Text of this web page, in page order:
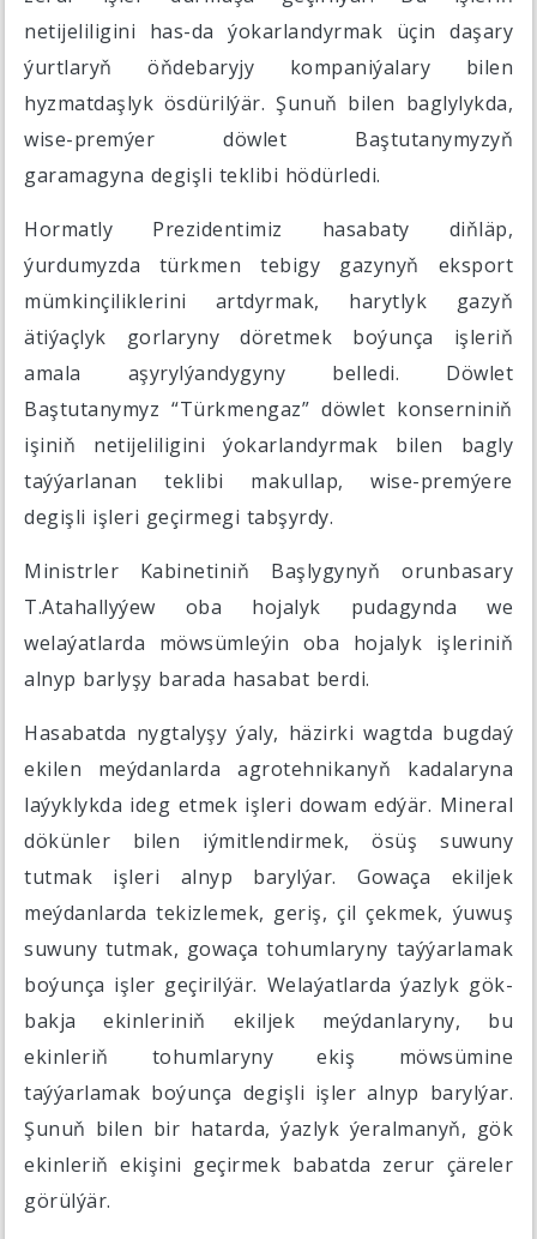
netijeliligini has-da ýokarlandyrmak üçin daşary
ýurtlaryň öňdebaryjy kompaniýalary bilen
hyzmatdaşlyk ösdürilýär. Şunuň bilen baglylykda,
wise-premýer döwlet Baştutanymyzyň
garamagyna degişli teklibi hödürledi.
Hormatly Prezidentimiz hasabaty diňläp,
ýurdumyzda türkmen tebigy gazynyň eksport
mümkinçiliklerini artdyrmak, harytlyk gazyň
ätiýaçlyk gorlaryny döretmek boýunça işleriň
amala aşyrylýandygyny belledi. Döwlet
Baştutanymyz “Türkmengaz” döwlet konserniniň
işiniň netijeliligini ýokarlandyrmak bilen bagly
taýýarlanan teklibi makullap, wise-premýere
degişli işleri geçirmegi tabşyrdy.
Ministrler Kabinetiniň Başlygynyň orunbasary
T.Atahallyýew oba hojalyk pudagynda we
welaýatlarda möwsümleýin oba hojalyk işleriniň
alnyp barlyşy barada hasabat berdi.
Hasabatda nygtalyşy ýaly, häzirki wagtda bugdaý
ekilen meýdanlarda agrotehnikanyň kadalaryna
laýyklykda ideg etmek işleri dowam edýär. Mineral
dökünler bilen iýmitlendirmek, ösüş suwuny
tutmak işleri alnyp barylýar. Gowaça ekiljek
meýdanlarda tekizlemek, geriş, çil çekmek, ýuwuş
suwuny tutmak, gowaça tohumlaryny taýýarlamak
boýunça işler geçirilýär. Welaýatlarda ýazlyk gök-
bakja ekinleriniň ekiljek meýdanlaryny, bu
ekinleriň tohumlaryny ekiş möwsümine
taýýarlamak boýunça degişli işler alnyp barylýar.
Şunuň bilen bir hatarda, ýazlyk ýeralmanyň, gök
ekinleriň ekişini geçirmek babatda zerur çäreler
görülýär.